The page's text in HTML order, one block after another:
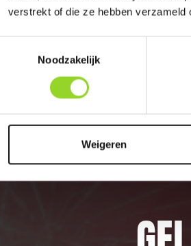
verstrekt of die ze hebben
Noodzakelijk
Weigeren
Leens komt.